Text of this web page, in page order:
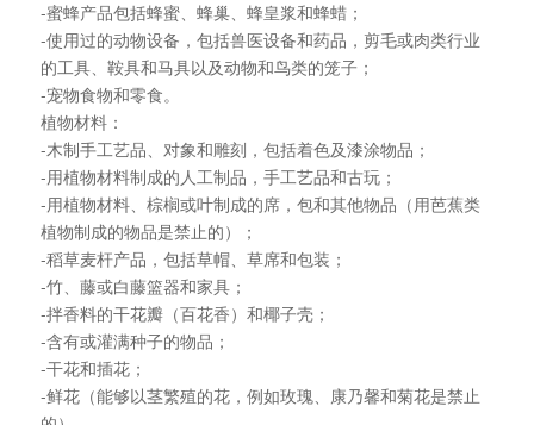
-蜜蜂产品包括蜂蜜、蜂巢、蜂皇浆和蜂蜡；
-使用过的动物设备，包括兽医设备和药品，剪毛或肉类行业
的工具、鞍具和马具以及动物和鸟类的笼子；
-宠物食物和零食。
植物材料：
-木制手工艺品、对象和雕刻，包括着色及漆涂物品；
-用植物材料制成的人工制品，手工艺品和古玩；
-用植物材料、棕榈或叶制成的席，包和其他物品（用芭蕉类
植物制成的物品是禁止的）；
-稻草麦杆产品，包括草帽、草席和包装；
-竹、藤或白藤篮器和家具；
-拌香料的干花瓣（百花香）和椰子壳；
-含有或灌满种子的物品；
-干花和插花；
-鲜花（能够以茎繁殖的花，例如玫瑰、康乃馨和菊花是禁止